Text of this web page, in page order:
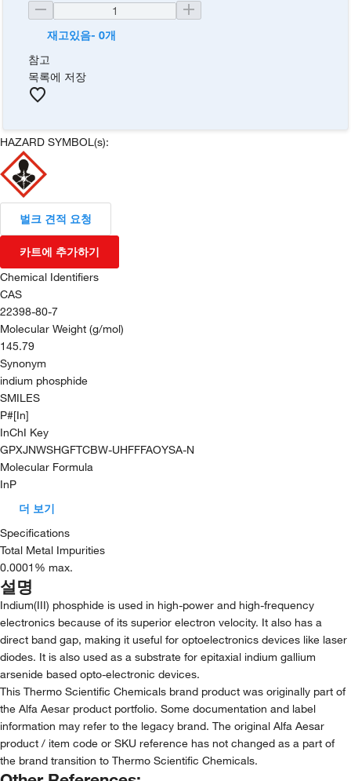
재고있음- 0개
참고
목록에 저장
HAZARD SYMBOL(s):
벌크 견적 요청
카트에 추가하기
Chemical Identifiers
CAS
22398-80-7
Molecular Weight (g/mol)
145.79
Synonym
indium phosphide
SMILES
P#[In]
InChI Key
GPXJNWSHGFTCBW-UHFFFAOYSA-N
Molecular Formula
InP
더 보기
Specifications
Total Metal Impurities
0.0001% max.
설명
Indium(III) phosphide is used in high-power and high-frequency
electronics because of its superior electron velocity. It also has a
direct band gap, making it useful for optoelectronics devices like laser
diodes. It is also used as a substrate for epitaxial indium gallium
arsenide based opto-electronic devices.
This Thermo Scientific Chemicals brand product was originally part of
the Alfa Aesar product portfolio. Some documentation and label
information may refer to the legacy brand. The original Alfa Aesar
product / item code or SKU reference has not changed as a part of
the brand transition to Thermo Scientific Chemicals.